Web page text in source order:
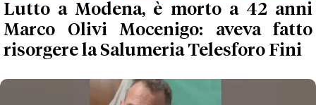
Lutto a Modena, è morto a 42 anni
Marco Olivi Mocenigo: aveva fatto
risorgere la Salumeria Telesforo Fini